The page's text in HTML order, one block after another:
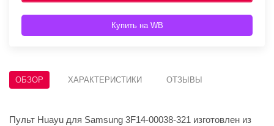
Купить на WB
ОБЗОР ХАРАКТЕРИСТИКИ ОТЗЫВЫ
Пульт Huayu для Samsung 3F14-00038-321 изготовлен из